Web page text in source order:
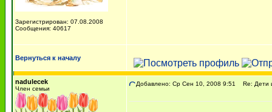
Зарегистрирован: 07.08.2008
Сообщения: 40617
Вернуться к началу
nadulecek
Член семьи
Добавлено: Ср Сен 10, 2008 9:51 Re: Дети